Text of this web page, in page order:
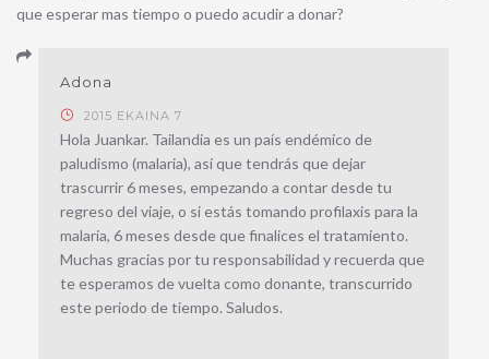
que esperar mas tiempo o puedo acudir a donar?
Adona
2015 EKAINA 7
Hola Juankar. Tailandia es un país endémico de
paludismo (malaria), así que tendrás que dejar
trascurrir 6 meses, empezando a contar desde tu
regreso del viaje, o si estás tomando profilaxis para la
malaria, 6 meses desde que finalices el tratamiento.
Muchas gracias por tu responsabilidad y recuerda que
te esperamos de vuelta como donante, transcurrido
este periodo de tiempo. Saludos.